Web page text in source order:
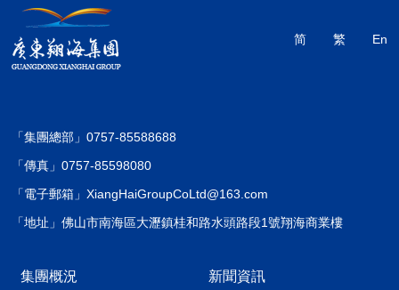
简 繁 En
「集團總部」0757-85588688
「傳真」0757-85598080
「電子郵箱」XiangHaiGroupCoLtd@163.com
「地址」佛山市南海區大瀝鎮桂和路水頭路段1號翔海商業樓
集團概況 新聞資訊